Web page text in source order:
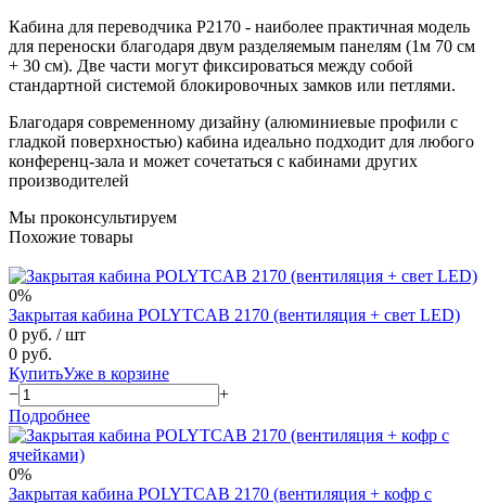
Кабина для переводчика P2170 - наиболее практичная модель
для переноски благодаря двум разделяемым панелям (1м 70 см
+ 30 см). Две части могут фиксироваться между собой
стандартной системой блокировочных замков или петлями.
Благодаря современному дизайну (алюминиевые профили с
гладкой поверхностью) кабина идеально подходит для любого
конференц-зала и может сочетаться с кабинами других
производителей
Мы проконсультируем
Похожие товары
0%
Закрытая кабина POLYTCAB 2170 (вентиляция + свет LED)
0 руб. / шт
0 руб.
КупитьУже в корзине
−
+
Подробнее
0%
Закрытая кабина POLYTCAB 2170 (вентиляция + кофр с